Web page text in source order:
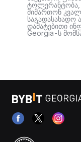
ტოლერანტობა,
მიმართონ
საგადასახადო
დამატებითი
Georgia-ს